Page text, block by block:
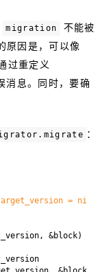
migration
不能被
原因是，可以像
过重定义
消息。同时，要确
：
= nil
current_version > target_version